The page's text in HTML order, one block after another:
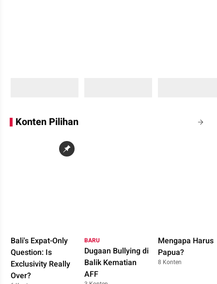
Konten Pilihan
Bali's Expat-Only
Question: Is
Exclusivity Really
Over?
BARU
Dugaan Bullying di
Balik Kematian
AFF
Mengapa Harus
Papua?
8 Konten